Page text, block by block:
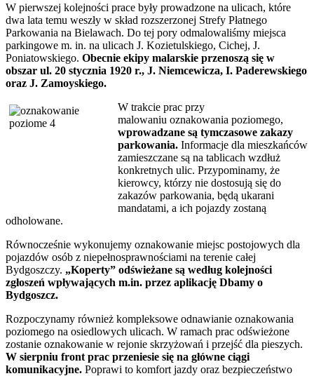
W pierwszej kolejności prace były prowadzone na ulicach, które
dwa lata temu weszły w skład rozszerzonej Strefy Płatnego
Parkowania na Bielawach. Do tej pory odmalowaliśmy miejsca
parkingowe m. in. na ulicach J. Kozietulskiego, Cichej, J.
Poniatowskiego. Obecnie ekipy malarskie przenoszą się w
obszar ul. 20 stycznia 1920 r., J. Niemcewicza, I. Paderewskiego
oraz J. Zamoyskiego.
W trakcie prac przy
malowaniu oznakowania poziomego,
wprowadzane są tymczasowe zakazy
parkowania. Informacje dla mieszkańców
zamieszczane są na tablicach wzdłuż
konkretnych ulic. Przypominamy, że
kierowcy, którzy nie dostosują się do
zakazów parkowania, będą ukarani
mandatami, a ich pojazdy zostaną
odholowane.
Równocześnie wykonujemy oznakowanie miejsc postojowych dla
pojazdów osób z niepełnosprawnościami na terenie całej
Bydgoszczy. „Koperty” odświeżane są według kolejności
zgłoszeń wpływających m.in. przez aplikację Dbamy o
Bydgoszcz.
Rozpoczynamy również kompleksowe odnawianie oznakowania
poziomego na osiedlowych ulicach. W ramach prac odświeżone
zostanie oznakowanie w rejonie skrzyżowań i przejść dla pieszych.
W sierpniu front prac przeniesie się na główne ciągi
komunikacyjne. Poprawi to komfort jazdy oraz bezpieczeństwo